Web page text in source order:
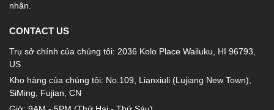
nhân.
CONTACT US
Trụ sở chính của chúng tôi: 2036 Kolo Place Wailuku, HI 96793,
US
Kho hàng của chúng tôi: No.109, Lianxiuli (Lujiang New Town),
SiMing, Fujian, CN